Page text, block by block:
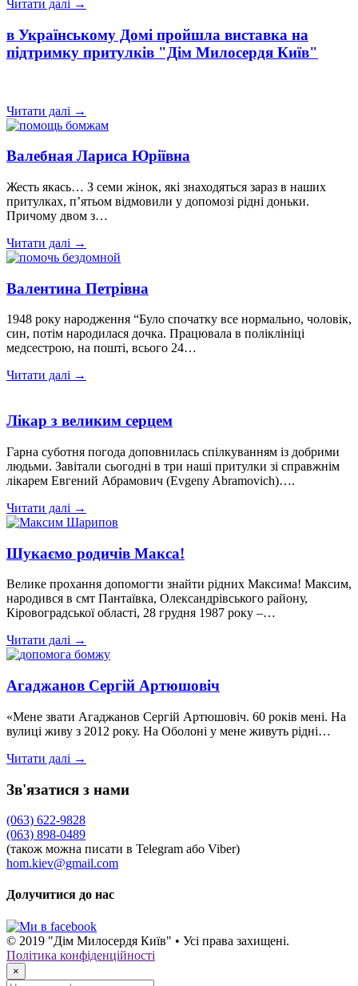
Читати далі →
в Українському Домі пройшла виставка на
підтримку притулків "Дім Милосердя Київ"
Читати далі →
Валебная Лариса Юріївна
Жесть якась… З семи жінок, які знаходяться зараз в наших
притулках, п’ятьом відмовили у допомозі рідні доньки.
Причому двом з…
Читати далі →
Валентина Петрівна
1948 року народження “Було спочатку все нормально, чоловік,
син, потім народилася дочка. Працювала в поліклініці
медсестрою, на пошті, всього 24…
Читати далі →
Лікар з великим серцем
Гарна суботня погода доповнилась спілкуванням із добрими
людьми. Завітали сьогодні в три наші притулки зі справжнім
лікарем Евгений Абрамович (Evgeny Abramovich)….
Читати далі →
Шукаємо родичів Макса!
Велике прохання допомогти знайти рідних Максима! Максим,
народився в смт Пантаївка, Олександрівського району,
Кіровоградської області, 28 грудня 1987 року –…
Читати далі →
Агаджанов Сергій Артюшовіч
«Мене звати Агаджанов Сергій Артюшовіч. 60 років мені. На
вулиці живу з 2012 року. На Оболоні у мене живуть рідні…
Читати далі →
Зв'язатися з нами
(063) 622-9828
(063) 898-0489
(також можна писати в Telegram або Viber)
hom.kiev@gmail.com
Долучитися до нас
© 2019 "Дім Милосердя Київ" • Усі права захищені.
Політика конфіденційності
×